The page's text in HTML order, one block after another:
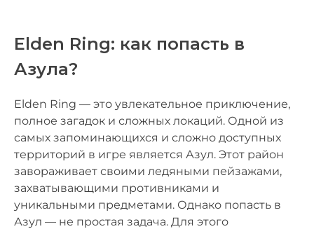
Elden Ring: как попасть в
Азула?
Elden Ring — это увлекательное приключение,
полное загадок и сложных локаций. Одной из
самых запоминающихся и сложно доступных
территорий в игре является Азул. Этот район
завораживает своими ледяными пейзажами,
захватывающими противниками и
уникальными предметами. Однако попасть в
Азул — не простая задача. Для этого